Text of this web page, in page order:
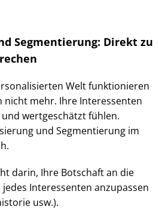
Segmentierung: Direkt zu
Welt funktionieren
nicht mehr. Ihre Interessenten
wertgeschätzt fühlen.
und Segmentierung im
darin, Ihre Botschaft an die
Interessenten anzupassen
usw.).